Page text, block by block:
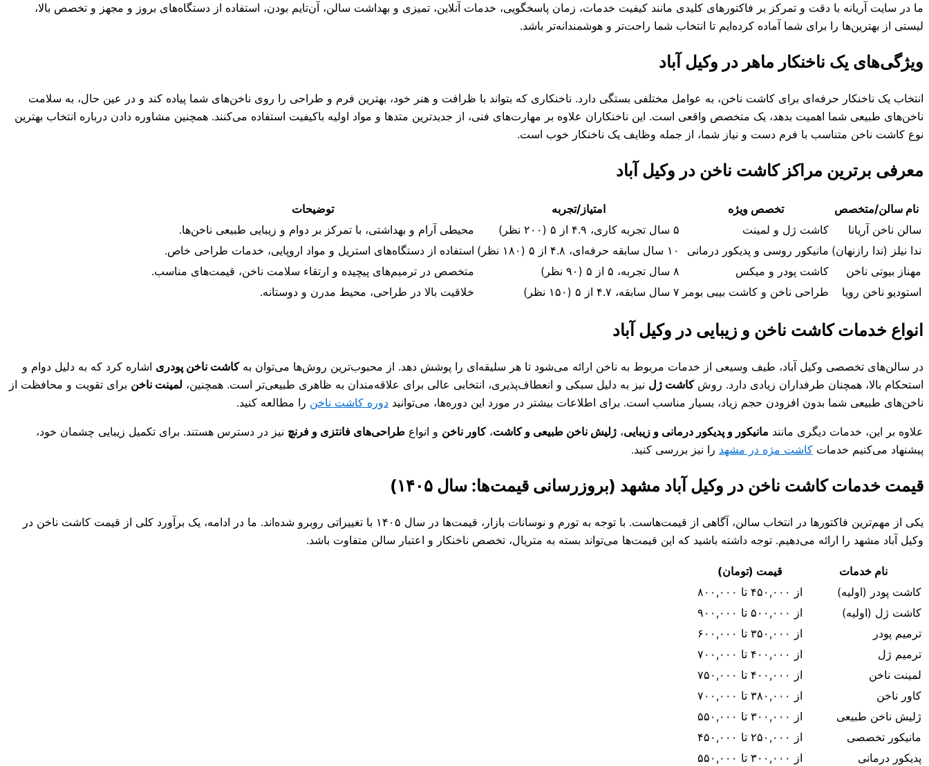
ما در سایت آریانه با دقت و تمرکز بر فاکتورهای کلیدی مانند کیفیت خدمات، زمان پاسخگویی، خدمات آنلاین، تمیزی و بهداشت سالن، آن‌تایم بودن، استفاده از دستگاه‌های بروز و مجهز و تخصص بالا،
لیستی از بهترین‌ها را برای شما آماده کرده‌ایم تا انتخاب شما راحت‌تر و هوشمندانه‌تر باشد.
ویژگی‌های یک ناخنکار ماهر در وکیل آباد
انتخاب یک ناخنکار حرفه‌ای برای کاشت ناخن، به عوامل مختلفی بستگی دارد. ناخنکاری که بتواند با ظرافت و هنر خود، بهترین فرم و طراحی را روی ناخن‌های شما پیاده کند و در عین حال، به سلامت
ناخن‌های طبیعی شما اهمیت بدهد، یک متخصص واقعی است. این ناخنکاران علاوه بر مهارت‌های فنی، از جدیدترین متدها و مواد اولیه باکیفیت استفاده می‌کنند. همچنین مشاوره دادن درباره انتخاب بهترین
نوع کاشت ناخن متناسب با فرم دست و نیاز شما، از جمله وظایف یک ناخنکار خوب است.
معرفی برترین مراکز کاشت ناخن در وکیل آباد
نام سالن/متخصص تخصص ویژه امتیاز/تجربه
توضیحات
سالن ناخن آریانا
کاشت ژل و لمینت ۵ سال تجربه کاری، ۴.۹ از ۵ (۲۰۰ نظر)
محیطی آرام و بهداشتی، با تمرکز بر دوام و زیبایی طبیعی ناخن‌ها.
ندا نیلز (ندا رازنهان) مانیکور روسی و پدیکور درمانی ۱۰ سال سابقه حرفه‌ای، ۴.۸ از ۵ (۱۸۰ نظر)
استفاده از دستگاه‌های استریل و مواد اروپایی، خدمات طراحی خاص.
مهناز بیوتی ناخن
کاشت پودر و میکس ۸ سال تجربه، ۵ از ۵ (۹۰ نظر)
متخصص در ترمیم‌های پیچیده و ارتقاء سلامت ناخن، قیمت‌های مناسب.
استودیو ناخن رویا
طراحی ناخن و کاشت بیبی بومر ۷ سال سابقه، ۴.۷ از ۵ (۱۵۰ نظر) خلاقیت بالا در طراحی، محیط مدرن و دوستانه.
انواع خدمات کاشت ناخن و زیبایی در وکیل آباد
در سالن‌های تخصصی وکیل آباد، طیف وسیعی از خدمات مربوط به ناخن ارائه می‌شود تا هر سلیقه‌ای را پوشش دهد. از محبوب‌ترین روش‌ها می‌توان بهکاشت ناخن پودری اشاره کرد که به دلیل دوام و
استحکام بالا، همچنان طرفداران زیادی دارد. روشکاشت ژل نیز به دلیل سبکی و انعطاف‌پذیری، انتخابی عالی برای علاقه‌مندان به ظاهری طبیعی‌تر است. همچنین، لمینت ناخن برای تقویت و محافظت از
ناخن‌های طبیعی شما بدون افزودن حجم زیاد، بسیار مناسب است. برای اطلاعات بیشتر در مورد این دوره‌ها، می‌توانید دوره کاشت ناخن را مطالعه کنید.
علاوه بر این، خدمات دیگری مانند مانیکور و پدیکور درمانی و زیبایی، ژلیش ناخن طبیعی و کاشت،کاور ناخن و انواع طراحی‌های فانتزی و فرنچ نیز در دسترس هستند. برای تکمیل زیبایی چشمان خود،
پیشنهاد می‌کنیم خدمات کاشت مژه در مشهد را نیز بررسی کنید.
قیمت خدمات کاشت ناخن در وکیل آباد مشهد (بروزرسانی قیمت‌ها: سال ۱۴۰۵)
یکی از مهم‌ترین فاکتورها در انتخاب سالن، آگاهی از قیمت‌هاست. با توجه به تورم و نوسانات بازار، قیمت‌ها در سال ۱۴۰۵ با تغییراتی روبرو شده‌اند. ما در ادامه، یک برآورد کلی از قیمت کاشت ناخن در
وکیل آباد مشهد را ارائه می‌دهیم. توجه داشته باشید که این قیمت‌ها می‌تواند بسته به متریال، تخصص ناخنکار و اعتبار سالن متفاوت باشد.
نام خدمات
قیمت (تومان)
کاشت پودر (اولیه)
از ۴۵۰,۰۰۰ تا ۸۰۰,۰۰۰
کاشت ژل (اولیه)
از ۵۰۰,۰۰۰ تا ۹۰۰,۰۰۰
ترمیم پودر
از ۳۵۰,۰۰۰ تا ۶۰۰,۰۰۰
ترمیم ژل
از ۴۰۰,۰۰۰ تا ۷۰۰,۰۰۰
لمینت ناخن
از ۴۰۰,۰۰۰ تا ۷۵۰,۰۰۰
کاور ناخن
از ۳۸۰,۰۰۰ تا ۷۰۰,۰۰۰
ژلیش ناخن طبیعی
از ۳۰۰,۰۰۰ تا ۵۵۰,۰۰۰
مانیکور تخصصی
از ۲۵۰,۰۰۰ تا ۴۵۰,۰۰۰
پدیکور درمانی
از ۳۰۰,۰۰۰ تا ۵۵۰,۰۰۰